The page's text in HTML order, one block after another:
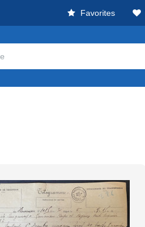
Favorites